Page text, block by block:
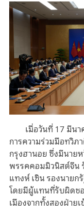
เมื่อวันที่ 17 มีน
การความร่วมมือทวิภ
กรุงฮานอย ซึ่งมีนาย
พรรคคอมมิวนิสต์จีน
แทงห์ เซิน รองนายก
โดยมีผู้แทนที่รับผิดช
เมืองจากทั้งสองฝ่าย